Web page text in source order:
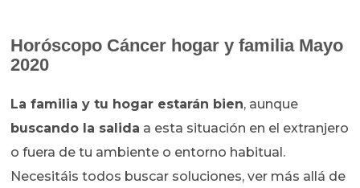
Horóscopo Cáncer hogar y familia Mayo
2020
La familia y tu hogar estarán bien, aunque
buscando la salida a esta situación en el extranjero
o fuera de tu ambiente o entorno habitual.
Necesitáis todos buscar soluciones, ver más allá de